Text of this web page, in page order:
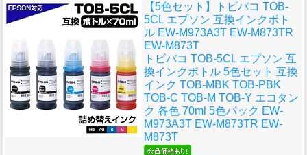
【5色セット】トビバコ TOB-
5CL エプソン 互換インクボト
ル EW-M973A3T EW-M873TR
EW-M873T
トビバコ TOB-5CL エプソン 互
換インクボトル 5色セット 互換
インク TOB-MBK TOB-PBK
TOB-C TOB-M TOB-Y エコタン
ク 各色 70ml 5色パック EW-
M973A3T EW-M873TR EW-
M873T